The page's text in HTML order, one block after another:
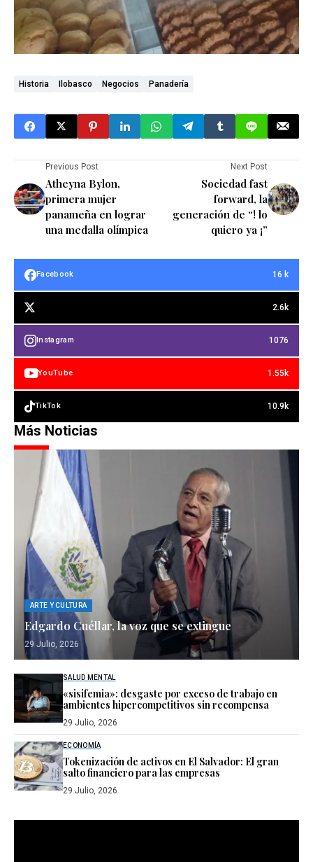
Historia Ilobasco Negocios Panadería
Previous Post
Atheyna Bylon,
primera mujer
panameña en lograr
una medalla olímpica
Next Post
Sociedad fast
forward, la
generación de “! lo
quiero ya ¡”
Facebook 16 k
2.6k
Instagram 1076
YouTube 1.55k
TikTok 10.9k
Más Noticias
ARTE Y CULTURA
Edgardo Cuéllar, la voz que se extingue
29 Julio, 2026
SALUD MENTAL
«sisifemia»: desgaste por exceso de trabajo en
ambientes hipercompetitivos sin recompensa
29 Julio, 2026
ECONOMÍA
Tokenización de activos en El Salvador: El gran
salto financiero para las empresas
29 Julio, 2026